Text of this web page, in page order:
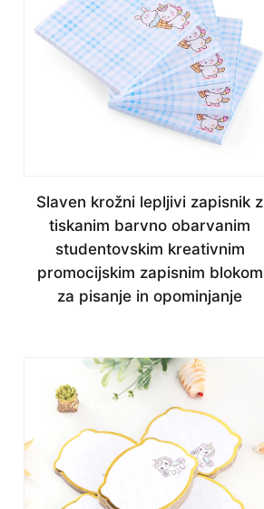
Slaven krožni lepljivi zapisnik z
tiskanim barvno obarvanim
studentovskim kreativnim
promocijskim zapisnim blokom
za pisanje in opominjanje